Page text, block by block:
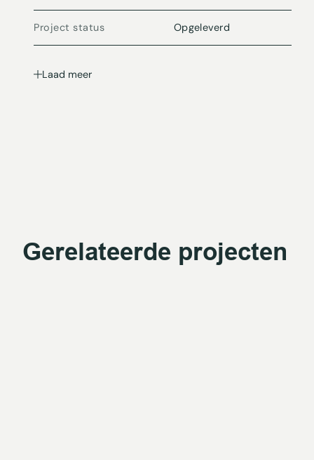
Project status Opgeleverd
Laad meer
Gerelateerde projecten